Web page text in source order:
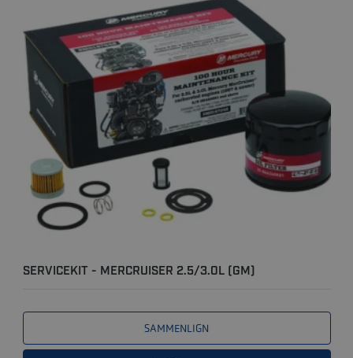
SERVICEKIT - MERCRUISER 2.5/3.0L (GM)
SAMMENLIGN